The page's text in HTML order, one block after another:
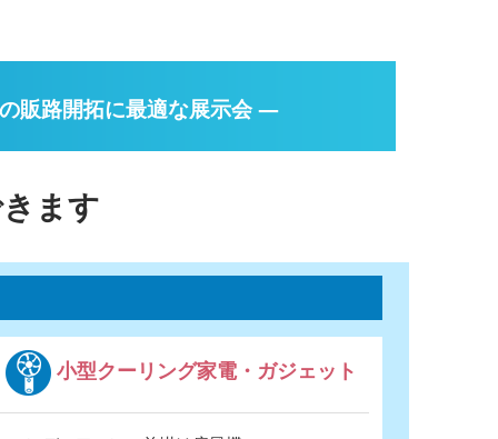
販路開拓に最適な展示会 ―
ます
小型クーリング家電・ガジェット